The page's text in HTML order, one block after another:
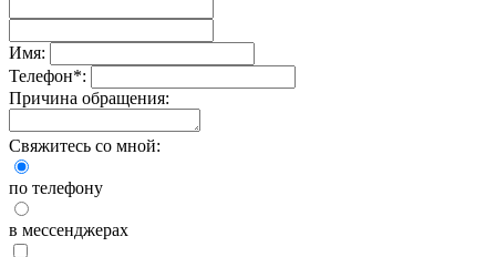
Имя:
Телефон*:
Причина обращения:
Свяжитесь со мной:
по телефону
в мессенджерах